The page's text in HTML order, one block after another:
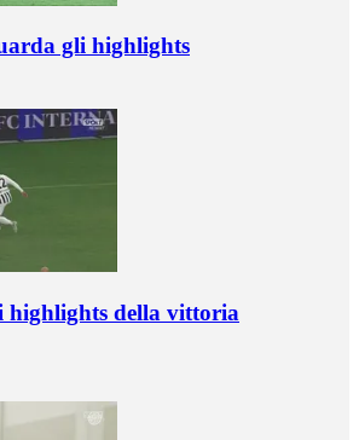
gli highlights
highlights della vittoria